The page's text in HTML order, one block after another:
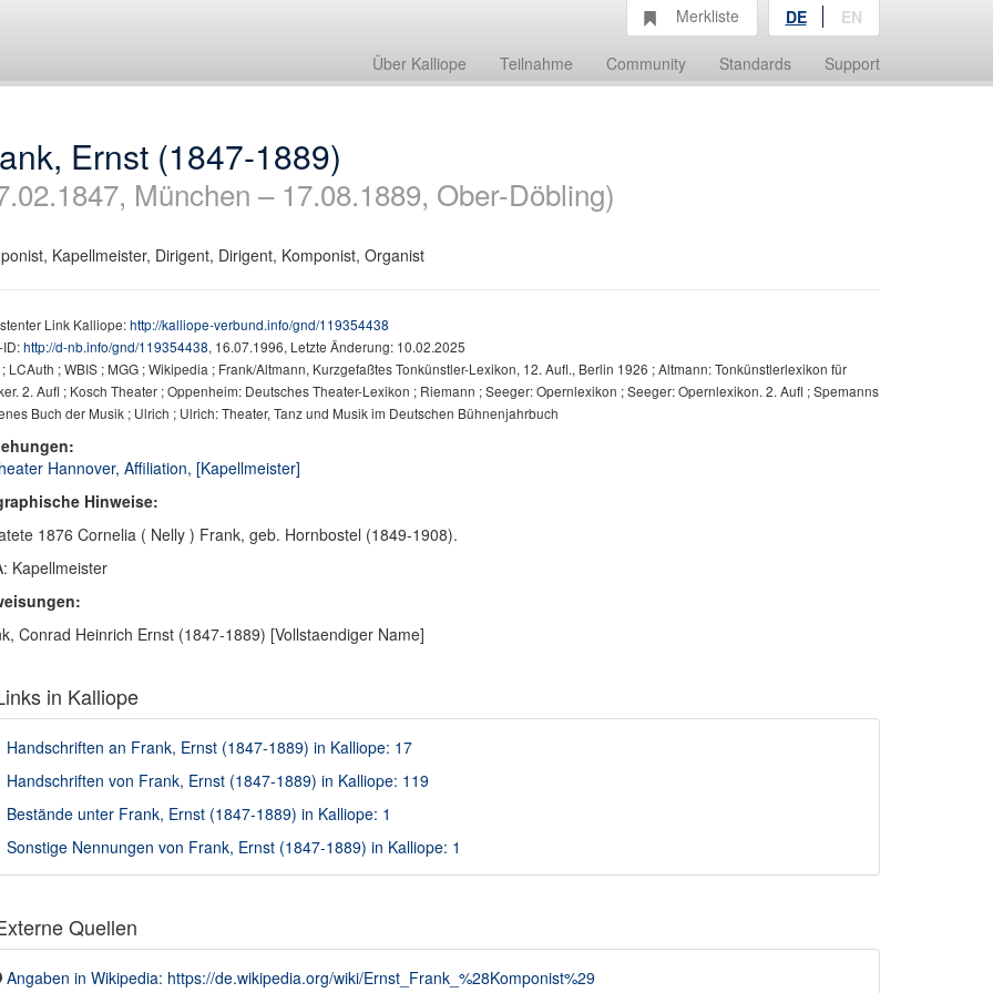
Über Kalliope Teilnahme Community Standards Support
Merkliste DE EN
Ernst (1847-1889)
München – 17.08.1889, Ober-Döbling)
Kapellmeister, Dirigent, Dirigent, Komponist, Organist
Link Kalliope:http://kalliope-verbund.info/gnd/119354438
http://d-nb.info/gnd/119354438, 16.07.1996, Letzte Änderung: 10.02.2025
LCAuth ; WBIS ; MGG ; Wikipedia ; Frank/Altmann, Kurzgefaßtes Tonkünstler-Lexikon, 12. Aufl., Berlin 1926 ; Altmann: Tonkünstlerlexikon für
2. Aufl ; Kosch Theater ; Oppenheim: Deutsches Theater-Lexikon ; Riemann ; Seeger: Opernlexikon ; Seeger: Opernlexikon. 2. Aufl ; Spemanns
Buch der Musik ; Ulrich ; Ulrich: Theater, Tanz und Musik im Deutschen Bühnenjahrbuch
Hannover, Affiliation, [Kapellmeister]
Hinweise:
1876 Cornelia ( Nelly ) Frank, geb. Hornbostel (1849-1908).
Kapellmeister
Conrad Heinrich Ernst (1847-1889) [Vollstaendiger Name]
in Kalliope
Handschriften an Frank, Ernst (1847-1889) in Kalliope: 17
Handschriften von Frank, Ernst (1847-1889) in Kalliope: 119
Bestände unter Frank, Ernst (1847-1889) in Kalliope: 1
Sonstige Nennungen von Frank, Ernst (1847-1889) in Kalliope: 1
Quellen
Angaben in Wikipedia: https://de.wikipedia.org/wiki/Ernst_Frank_%28Komponist%29